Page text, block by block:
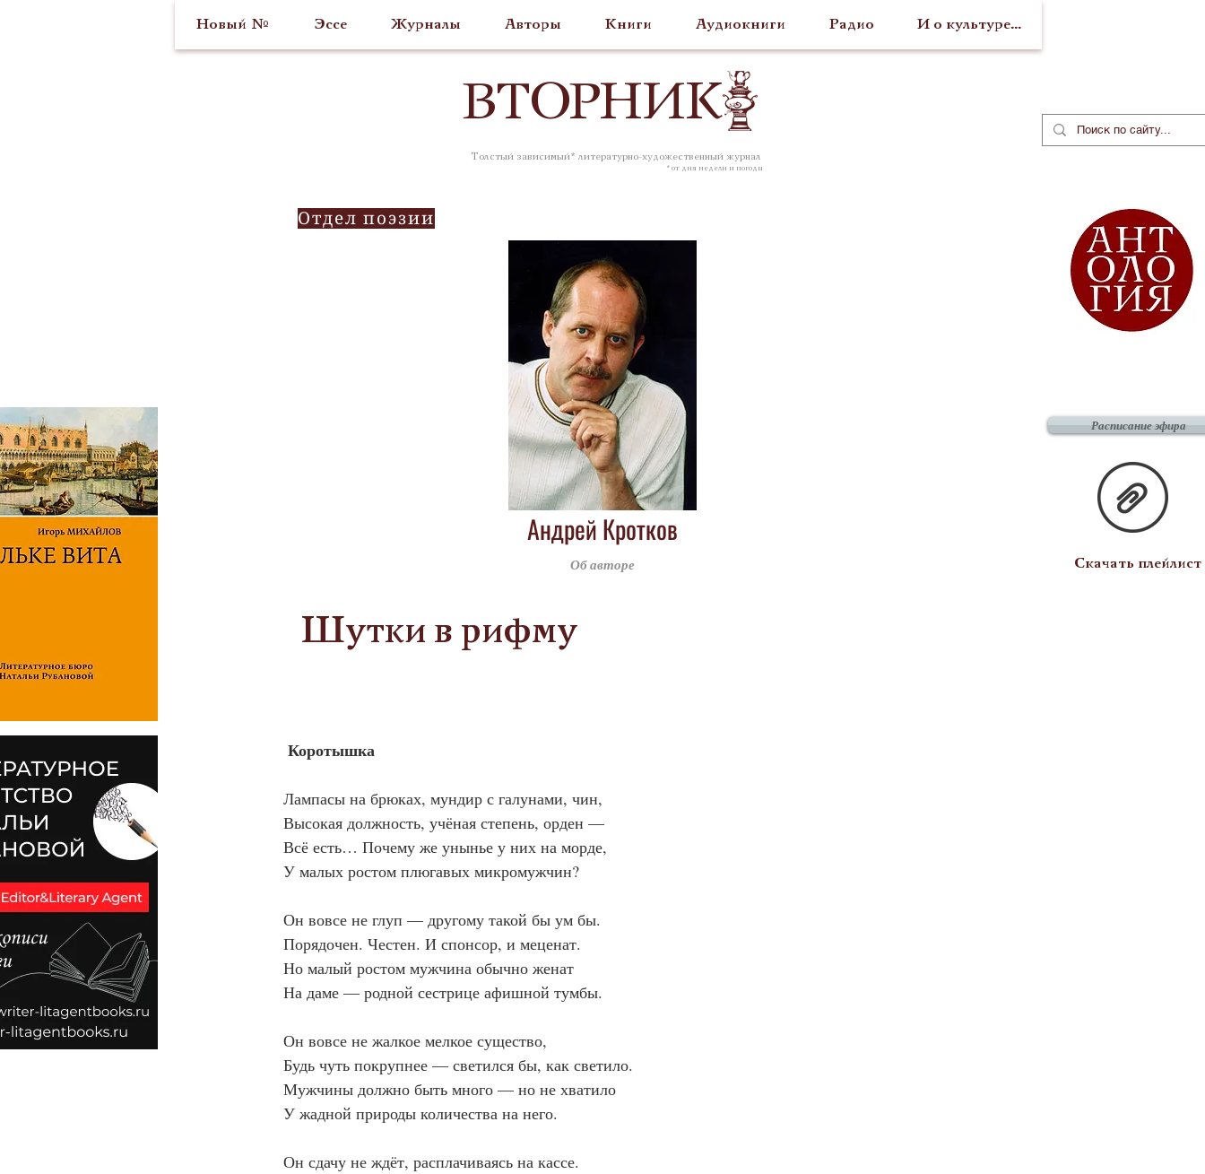
Новый № Эссе Журналы Авторы Книги Аудиокниги Радио И о культуре...
ВТОРНИК
Толстый зависимый* литературно-художественный журнал
* от дня недели и погоды
Отдел поэзии
Андрей Кротков
Об авторе
Шутки в рифму
Коротышка
Лампасы на брюках, мундир с галунами, чин,
Высокая должность, учёная степень, орден —
Всё есть… Почему же унынье у них на морде,
У малых ростом плюгавых микромужчин?
Он вовсе не глуп — другому такой бы ум бы.
Порядочен. Честен. И спонсор, и меценат.
Но малый ростом мужчина обычно женат
На даме — родной сестрице афишной тумбы.
Он вовсе не жалкое мелкое существо,
Будь чуть покрупнее — светился бы, как светило.
Мужчины должно быть много — но не хватило
У жадной природы количества на него.
Он сдачу не ждёт, расплачиваясь на кассе.
Расписание эфира
Скачать плейлист